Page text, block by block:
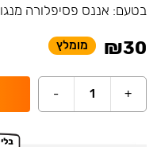
בטעם: אננס פסיפלורה מנגו
₪30 מומלץ
+
1
-